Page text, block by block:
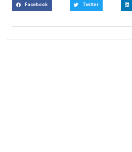
Facebook Twitter